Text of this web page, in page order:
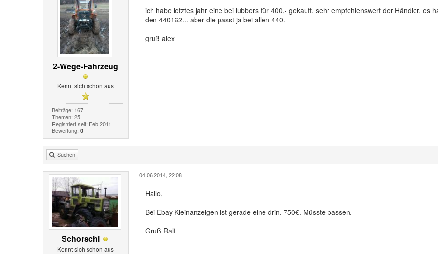
2-Wege-Fahrzeug
Kennt sich schon aus
Beiträge: 167
Themen: 25
Registriert seit: Feb 2011
Bewertung: 0
ich habe letztes jahr eine bei lubbers für 400,- gekauft. sehr empfehlenswert der Händler. es
den 440162... aber die passt ja bei allen 440.
gruß alex
Suchen
Schorschi
Kennt sich schon aus
04.06.2014, 22:08
Hallo,
Bei Ebay Kleinanzeigen ist gerade eine drin. 750€. Müsste passen.
Gruß Ralf